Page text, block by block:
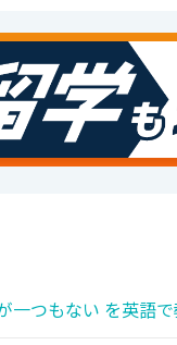
一つもない を英語